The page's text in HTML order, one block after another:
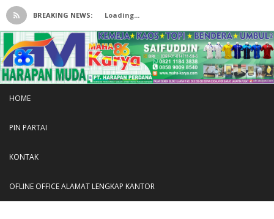
BREAKING NEWS: Loading...
HOME
PIN PARTAI
KONTAK
OFLINE OFFICE ALAMAT LENGKAP KANTOR